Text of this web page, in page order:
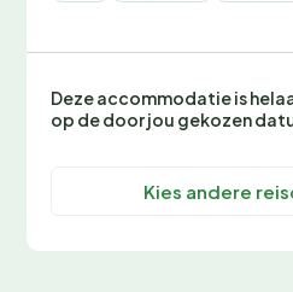
Deze accommodatie is
op de door jou gekozen
Kies andere